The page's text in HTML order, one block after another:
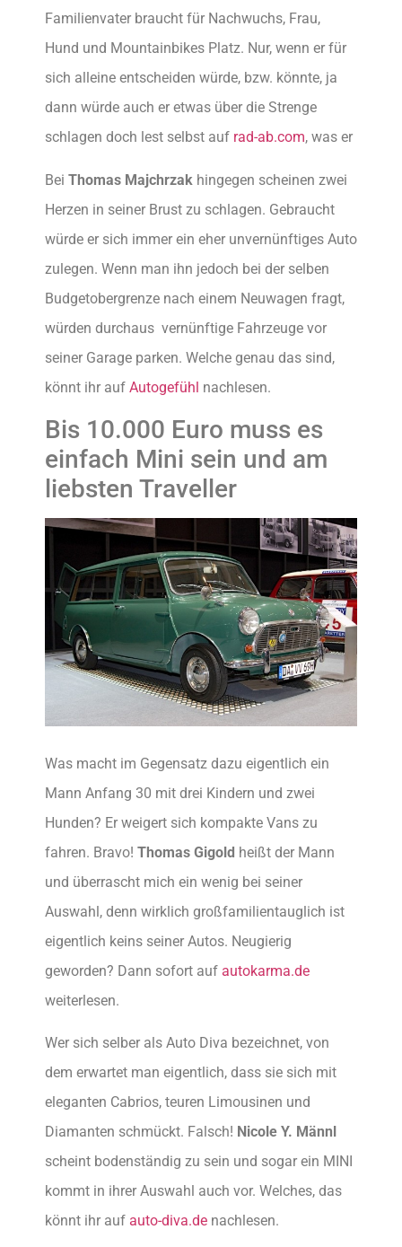
Familienvater braucht für Nachwuchs, Frau,
Hund und Mountainbikes Platz. Nur, wenn er für
sich alleine entscheiden würde, bzw. könnte, ja
dann würde auch er etwas über die Strenge
schlagen doch lest selbst auf rad-ab.com, was er
Bei Thomas Majchrzak hingegen scheinen zwei
Herzen in seiner Brust zu schlagen. Gebraucht
würde er sich immer ein eher unvernünftiges Auto
zulegen. Wenn man ihn jedoch bei der selben
Budgetobergrenze nach einem Neuwagen fragt,
würden durchaus vernünftige Fahrzeuge vor
seiner Garage parken. Welche genau das sind,
könnt ihr auf Autogefühl nachlesen.
Bis 10.000 Euro muss es
einfach Mini sein und am
liebsten Traveller
Was macht im Gegensatz dazu eigentlich ein
Mann Anfang 30 mit drei Kindern und zwei
Hunden? Er weigert sich kompakte Vans zu
fahren. Bravo! Thomas Gigold heißt der Mann
und überrascht mich ein wenig bei seiner
Auswahl, denn wirklich großfamilientauglich ist
eigentlich keins seiner Autos. Neugierig
geworden? Dann sofort auf autokarma.de
weiterlesen.
Wer sich selber als Auto Diva bezeichnet, von
dem erwartet man eigentlich, dass sie sich mit
eleganten Cabrios, teuren Limousinen und
Diamanten schmückt. Falsch! Nicole Y. Männl
scheint bodenständig zu sein und sogar ein MINI
kommt in ihrer Auswahl auch vor. Welches, das
könnt ihr auf auto-diva.de nachlesen.